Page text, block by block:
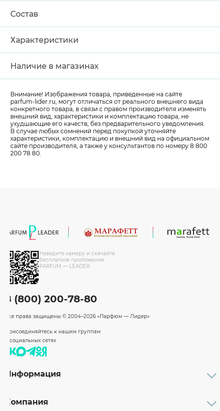
Состав
Характеристики
Наличие в магазинах
Внимание! Изображения товара, приведенные на сайте
parfum-lider.ru, могут отличаться от реального внешнего вида
конкретного товара, в связи с правом производителя изменять
внешний вид, характеристики и комплектацию товара, не
ухудшающие его качеств, без предварительного уведомления.
В случае любых сомнений перед покупкой уточняйте
характеристики, комплектацию и внешний вид на официальном
сайте производителя, а также у консультантов по номеру 8 800
200 78 80.
Наведите камеру и скачайте
бесплатное приложение
PARFUM — LEADER
8 (800) 200-78-80
Все права защищены © 2004–2026 «Парфюм — Лидер»
Присоединяйтесь к нашим группам
в социальных сетях
Информация
Бренды
Компания